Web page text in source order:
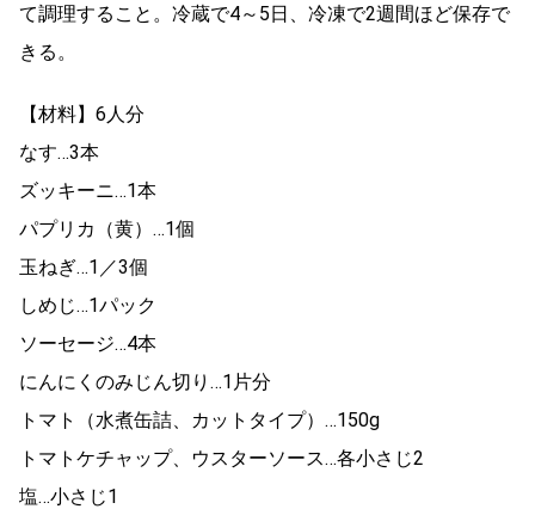
て調理すること。冷蔵で4～5日、冷凍で2週間ほど保存で
きる。
【材料】6人分
なす…3本
ズッキーニ…1本
パプリカ（黄）…1個
玉ねぎ…1／3個
しめじ…1パック
ソーセージ…4本
にんにくのみじん切り…1片分
トマト（水煮缶詰、カットタイプ）…150g
トマトケチャップ、ウスターソース…各小さじ2
塩…小さじ1